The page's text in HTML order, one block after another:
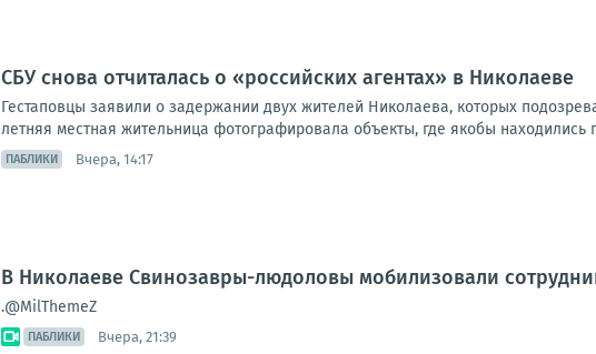
СБУ снова отчиталась о «российских агентах» в Николаеве
Гестаповцы заявили о задержании двух жителей Николаева, которых
летняя местная жительница фотографировала объекты, где якобы
ПАБЛИКИ Вчера, 14:17
В Николаеве Свинозавры-людоловы мобилизовали
.@MilThemeZ
ПАБЛИКИ Вчера, 21:39